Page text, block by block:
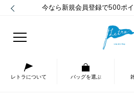
今なら新規会員登録で500ポ
レトラについて バッグを選ぶ